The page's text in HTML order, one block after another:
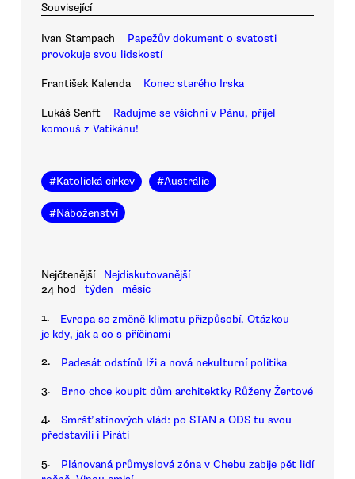
Související
Ivan Štampach
Papežův dokument o svatosti
provokuje svou lidskostí
František Kalenda Konec starého Irska
Lukáš Senft
Radujme se všichni v Pánu, přijel
komouš z Vatikánu!
#Katolická církev #Austrálie
#Náboženství
Nejčtenější
Nejdiskutovanější
24 hod
týden měsíc
1.
Evropa se změně klimatu přizpůsobí. Otázkou
je kdy, jak a co s příčinami
2. Padesát odstínů lži a nová nekulturní politika
3. Brno chce koupit dům architektky Růženy Žertové
4.
Smršť stínových vlád: po STAN a ODS tu svou
představili i Piráti
5.
Plánovaná průmyslová zóna v Chebu zabije pět lidí